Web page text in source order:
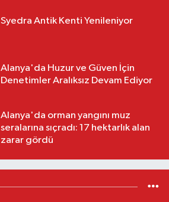
Syedra Antik Kenti Yenileniyor
Alanya'da Huzur ve Güven İçin
Denetimler Aralıksız Devam Ediyor
Alanya'da orman yangını muz
seralarına sıçradı: 17 hektarlık alan
zarar gördü